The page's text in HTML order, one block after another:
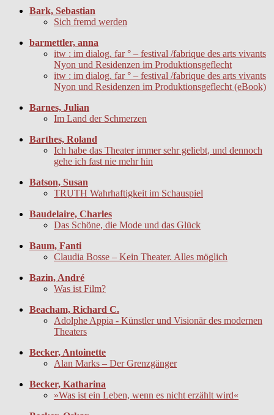
Bark, Sebastian
Sich fremd werden
barmettler, anna
itw : im dialog. far ° – festival /fabrique des arts vivants
Nyon und Residenzen im Produktionsgeflecht
itw : im dialog. far ° – festival /fabrique des arts vivants
Nyon und Residenzen im Produktionsgeflecht (eBook)
Barnes, Julian
Im Land der Schmerzen
Barthes, Roland
Ich habe das Theater immer sehr geliebt, und dennoch
gehe ich fast nie mehr hin
Batson, Susan
TRUTH Wahrhaftigkeit im Schauspiel
Baudelaire, Charles
Das Schöne, die Mode und das Glück
Baum, Fanti
Claudia Bosse – Kein Theater. Alles möglich
Bazin, André
Was ist Film?
Beacham, Richard C.
Adolphe Appia - Künstler und Visionär des modernen
Theaters
Becker, Antoinette
Alan Marks – Der Grenzgänger
Becker, Katharina
»Was ist ein Leben, wenn es nicht erzählt wird«